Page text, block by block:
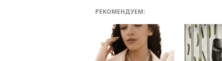
РЕКОМЕНДУЕМ: